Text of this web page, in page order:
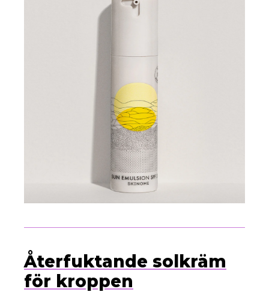
Återfuktande solkräm
för kroppen